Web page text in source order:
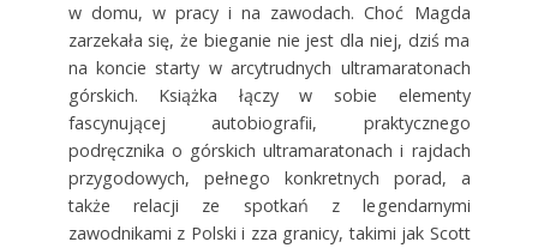
w domu, w pracy i na zawodach. Choć Magda
zarzekała się, że bieganie nie jest dla niej, dziś ma
na koncie starty w arcytrudnych ultramaratonach
górskich. Książka łączy w sobie elementy
fascynującej autobiografii, praktycznego
podręcznika o górskich ultramaratonach i rajdach
przygodowych, pełnego konkretnych porad, a
także relacji ze spotkań z legendarnymi
zawodnikami z Polski i zza granicy, takimi jak Scott